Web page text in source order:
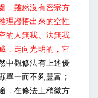
，雖然沒有密宗方
理證悟出來的空性
的人無我、法無我
，走向光明的，它
中觀修法有上述優
單一而不夠豐富；
，在修法上稍微方